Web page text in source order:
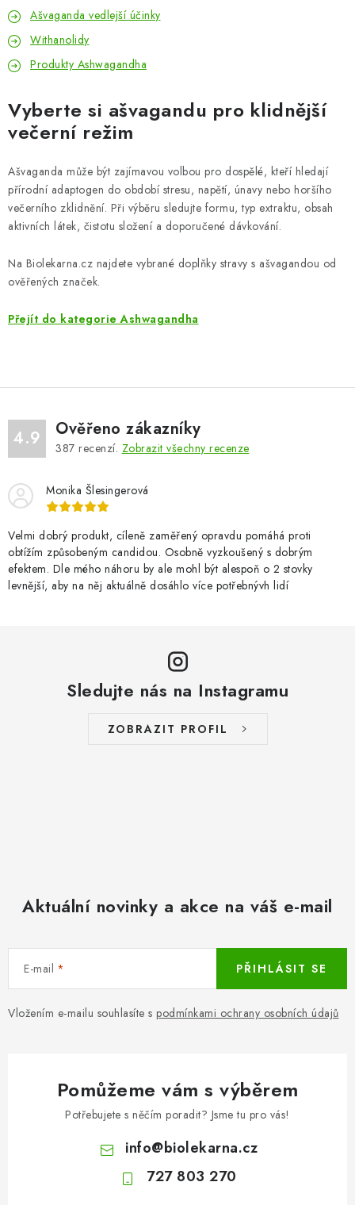
Ašvaganda vedlejší účinky
Withanolidy
Produkty Ashwagandha
Vyberte si ašvagandu pro klidnější
večerní režim
Ašvaganda může být zajímavou volbou pro dospělé, kteří hledají
přírodní adaptogen do období stresu, napětí, únavy nebo horšího
večerního zklidnění. Při výběru sledujte formu, typ extraktu, obsah
aktivních látek, čistotu složení a doporučené dávkování.
Na Biolekarna.cz najdete vybrané doplňky stravy s ašvagandou od
ověřených značek.
Přejít do kategorie Ashwagandha
4.9 Ověřeno zákazníky
387 recenzí. Zobrazit všechny recenze
Monika Šlesingerová
Velmi dobrý produkt, cíleně zaměřený opravdu pomáhá proti
obtížím způsobeným candidou. Osobně vyzkoušený s dobrým
efektem. Dle mého náhoru by ale mohl být alespoň o 2 stovky
levnější, aby na něj aktuálně dosáhlo více potřebnývh lidí
Sledujte nás na Instagramu
ZOBRAZIT PROFIL
Aktuální novinky a akce na váš e-mail
E-mail
Vložením e-mailu souhlasíte s podmínkami ochrany osobních údajů
PŘIHLÁSIT SE
Pomůžeme vám s výběrem
Potřebujete s něčím poradit? Jsme tu pro vás!
info@biolekarna.cz
727 803 270